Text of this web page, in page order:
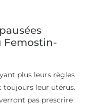
Femostin-
plus leurs règles
toujours leur utérus.
pas prescrire